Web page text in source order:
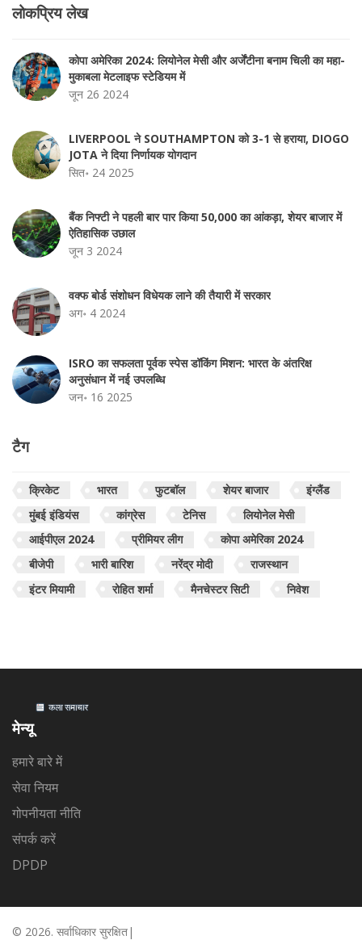
लोकप्रिय लेख
कोपा अमेरिका 2024: लियोनेल मेसी और अर्जेंटीना बनाम चिली का महा-
मुकाबला मेटलाइफ स्टेडियम में
जून 26 2024
LIVERPOOL ने SOUTHAMPTON को 3-1 से हराया, DIOGO
JOTA ने दिया निर्णायक योगदान
सित॰ 24 2025
बैंक निफ्टी ने पहली बार पार किया 50,000 का आंकड़ा, शेयर बाजार में
ऐतिहासिक उछाल
जून 3 2024
वक्फ बोर्ड संशोधन विधेयक लाने की तैयारी में सरकार
अग॰ 4 2024
ISRO का सफलता पूर्वक स्पेस डॉकिंग मिशन: भारत के अंतरिक्ष
अनुसंधान में नई उपलब्धि
जन॰ 16 2025
टैग
क्रिकेट भारत फुटबॉल शेयर बाजार
इंग्लैंड
मुंबई इंडियंस
कांग्रेस टेनिस
लियोनेल मेसी
आईपीएल 2024
प्रीमियर लीग
कोपा अमेरिका 2024
बीजेपी
भारी बारिश नरेंद्र मोदी
राजस्थान
इंटर मियामी
रोहित शर्मा मैनचेस्टर सिटी निवेश
मेन्यू
हमारे बारे में
सेवा नियम
गोपनीयता नीति
संपर्क करें
DPDP
© 2026. सर्वाधिकार सुरक्षित|